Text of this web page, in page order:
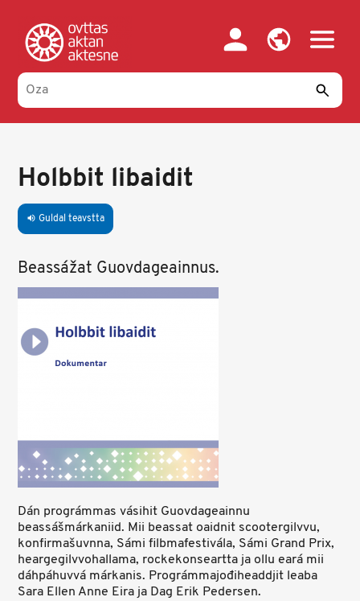
main
content
Holbbit libaidit
volume_up Guldal teavstta
Beassážat Guovdageainnus.
Dán prográmmas vásihit Guovdageainnu
beassášmárkaniid. Mii beassat oaidnit scootergilvvu,
konfirmašuvnna, Sámi filbmafestivála, Sámi Grand Prix,
heargegilvvohallama, rockekonseartta ja ollu eará mii
dáhpáhuvvá márkanis. Prográmmajođiheaddjit leaba
Sara Ellen Anne Eira ja Dag Erik Pedersen.